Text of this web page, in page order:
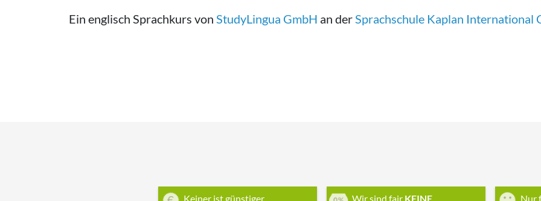
Ein englisch Sprachkurs von StudyLingua GmbH an derSprachschule Kaplan International
Keiner ist günstiger Wir sind fair KEINE Nur